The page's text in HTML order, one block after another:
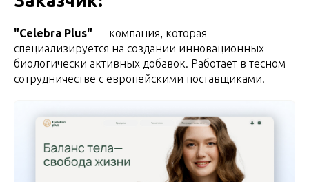
"Celebra Plus" — компания, которая
специализируется на создании инновационных
биологически активных добавок. Работает в тесном
сотрудничестве с европейскими поставщиками.